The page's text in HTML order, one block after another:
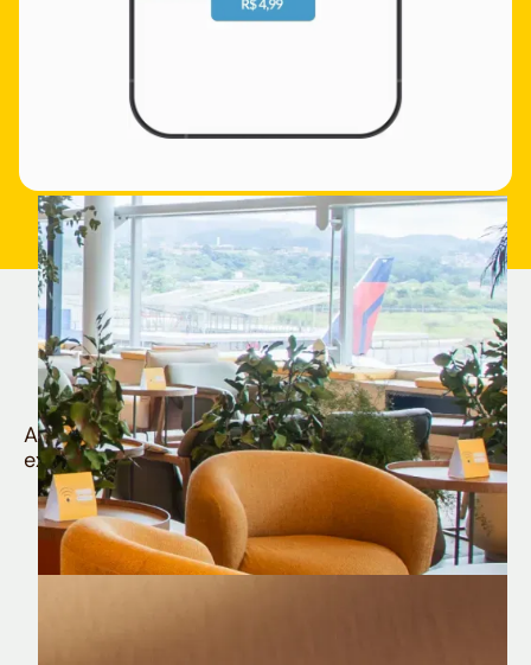
Quem é Nomad tem
muito mais
Aproveite todos os benefícios e vantagens
exclusivas da sua Conta Internacional